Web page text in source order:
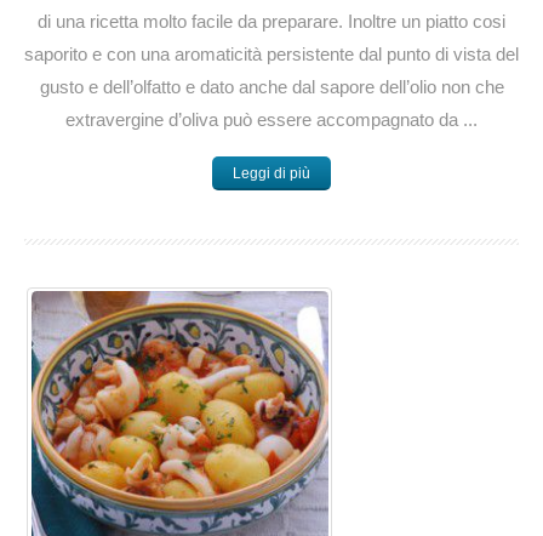
di una ricetta molto facile da preparare. Inoltre un piatto cosi
saporito e con una aromaticità persistente dal punto di vista del
gusto e dell’olfatto e dato anche dal sapore dell’olio non che
extravergine d’oliva può essere accompagnato da ...
Leggi di più